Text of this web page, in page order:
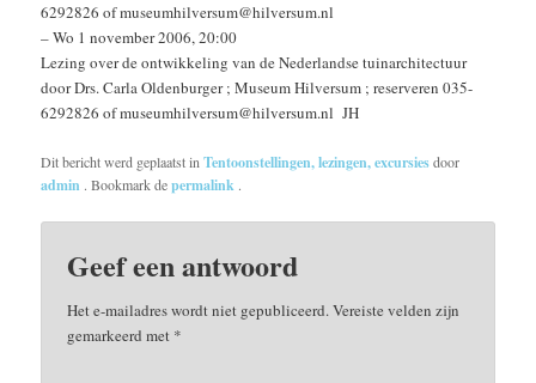
6292826 of museumhilversum@hilversum.nl
– Wo 1 november 2006, 20:00
Lezing over de ontwikkeling van de Nederlandse tuinarchitectuur
door Drs. Carla Oldenburger ; Museum Hilversum ; reserveren 035-
6292826 of museumhilversum@hilversum.nl JH
Dit bericht werd geplaatst inTentoonstellingen, lezingen, excursiesdoor
admin . Bookmark depermalink .
Geef een antwoord
Het e-mailadres wordt niet gepubliceerd.Vereiste velden zijn
gemarkeerd met *